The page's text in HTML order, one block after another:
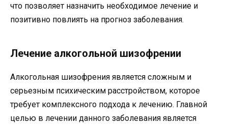
что позволяет назначить необходимое лечение и
позитивно повлиять на прогноз заболевания.
Лечение алкогольной шизофрении
Алкогольная шизофрения является сложным и
серьезным психическим расстройством, которое
требует комплексного подхода к лечению. Главной
целью в лечении данного заболевания является